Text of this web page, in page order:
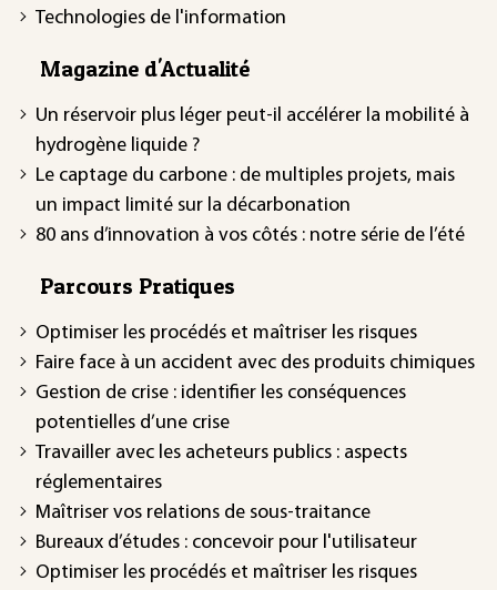
Technologies de l'information
Magazine d'Actualité
Un réservoir plus léger peut-il accélérer la mobilité à
hydrogène liquide ?
Le captage du carbone : de multiples projets, mais
un impact limité sur la décarbonation
80 ans d’innovation à vos côtés : notre série de l’été
Parcours Pratiques
Optimiser les procédés et maîtriser les risques
Faire face à un accident avec des produits chimiques
Gestion de crise : identifier les conséquences
potentielles d’une crise
Travailler avec les acheteurs publics : aspects
réglementaires
Maîtriser vos relations de sous-traitance
Bureaux d’études : concevoir pour l'utilisateur
Optimiser les procédés et maîtriser les risques